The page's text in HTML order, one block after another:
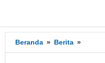
konten
Beranda » Berita »
Desak